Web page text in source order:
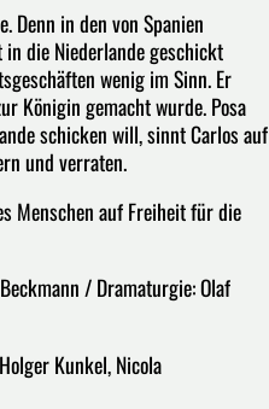
Denn in den von Spanien
die Niederlande geschickt
wenig im Sinn. Er
Königin gemacht wurde. Posa
schicken will, sinnt Carlos auf
und verraten.
Menschen auf Freiheit für die
/ Dramaturgie: Olaf
Kunkel, Nicola